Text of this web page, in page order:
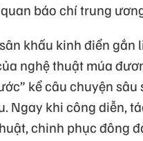
báo chí trung
khấu kinh điển gắn
nghệ thuật múa
kể câu chuyện sâu
Ngay khi công diễn,
chinh phục đông